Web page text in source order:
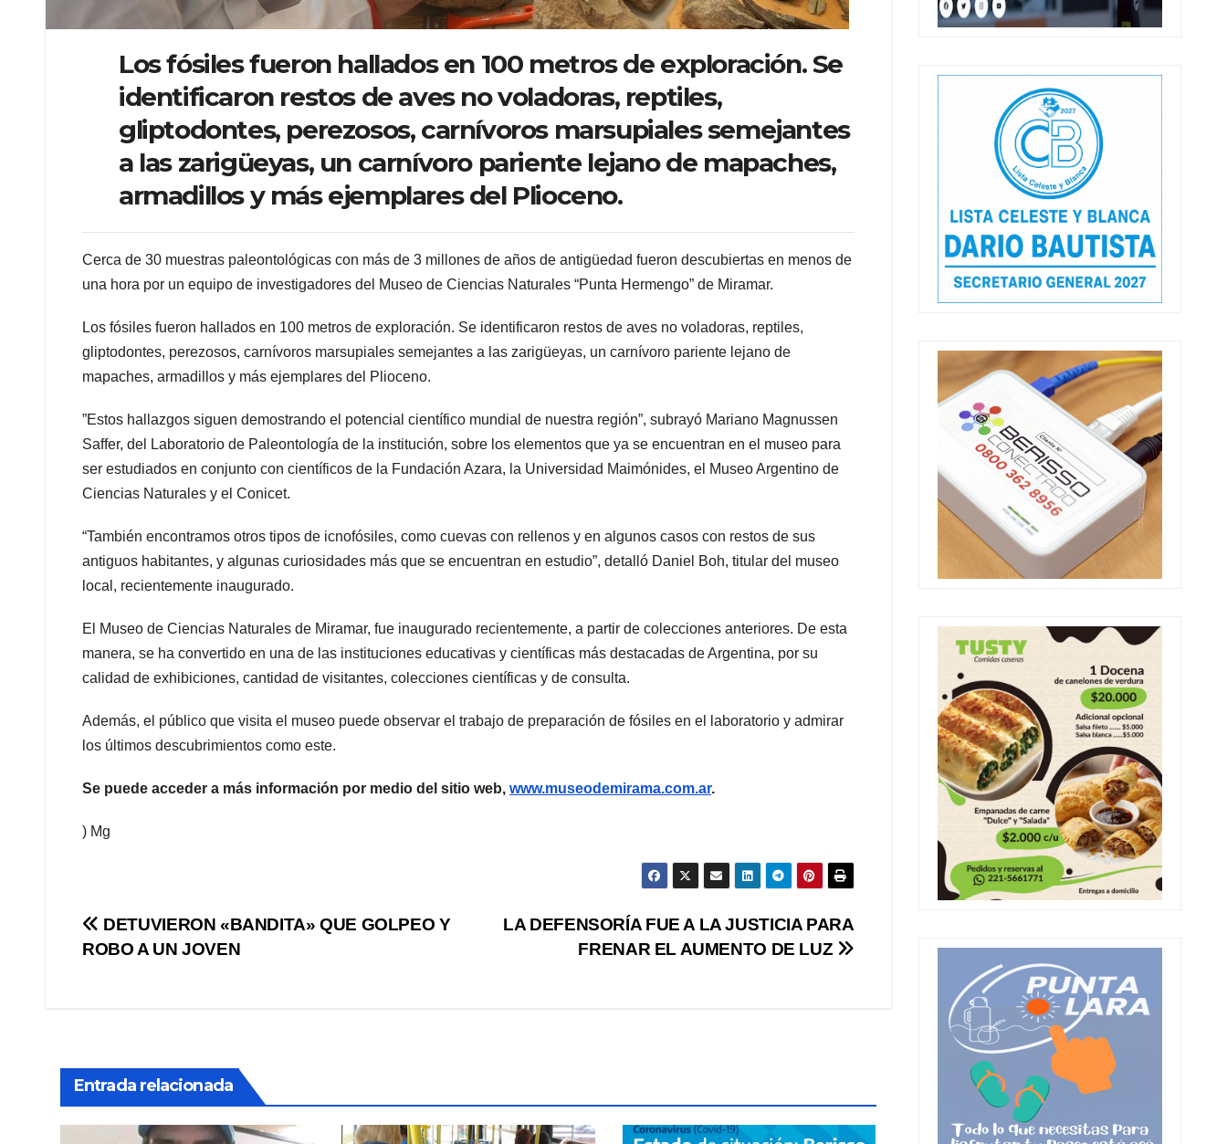
Los fósiles fueron hallados en 100 metros de exploración. Se
identificaron restos de aves no voladoras, reptiles,
gliptodontes, perezosos, carnívoros marsupiales semejantes
a las zarigüeyas, un carnívoro pariente lejano de mapaches,
armadillos y más ejemplares del Plioceno.
Cerca de 30 muestras paleontológicas con más de 3 millones de años de antigüedad fueron descubiertas en menos de
una hora por un equipo de investigadores del Museo de Ciencias Naturales “Punta Hermengo” de Miramar.
Los fósiles fueron hallados en 100 metros de exploración. Se identificaron restos de aves no voladoras, reptiles,
gliptodontes, perezosos, carnívoros marsupiales semejantes a las zarigüeyas, un carnívoro pariente lejano de
mapaches, armadillos y más ejemplares del Plioceno.
”Estos hallazgos siguen demostrando el potencial científico mundial de nuestra región”, subrayó Mariano Magnussen
Saffer, del Laboratorio de Paleontología de la institución, sobre los elementos que ya se encuentran en el museo para
ser estudiados en conjunto con científicos de la Fundación Azara, la Universidad Maimónides, el Museo Argentino de
Ciencias Naturales y el Conicet.
“También encontramos otros tipos de icnofósiles, como cuevas con rellenos y en algunos casos con restos de sus
antiguos habitantes, y algunas curiosidades más que se encuentran en estudio”, detalló Daniel Boh, titular del museo
local, recientemente inaugurado.
El Museo de Ciencias Naturales de Miramar, fue inaugurado recientemente, a partir de colecciones anteriores. De esta
manera, se ha convertido en una de las instituciones educativas y científicas más destacadas de Argentina, por su
calidad de exhibiciones, cantidad de visitantes, colecciones científicas y de consulta.
Además, el público que visita el museo puede observar el trabajo de preparación de fósiles en el laboratorio y admirar
los últimos descubrimientos como este.
Se puede acceder a más información por medio del sitio web, www.museodemirama.com.ar.
) Mg
Navegación
LA DEFENSORÍA FUE A LA JUSTICIA PARA
FRENAR EL AUMENTO DE LUZ
DETUVIERON «BANDITA» QUE GOLPEO Y
ROBO A UN JOVEN
Entrada relacionada